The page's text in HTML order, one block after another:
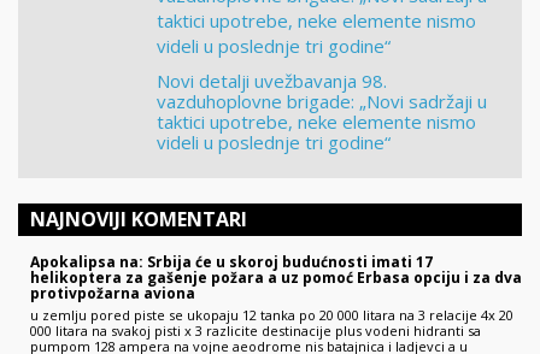
Novi detalji uvežbavanja 98.
vazduhoplovne brigade: „Novi sadržaji u
taktici upotrebe, neke elemente nismo
videli u poslednje tri godine“
NAJNOVIJI KOMENTARI
Apokalipsa na: Srbija će u skoroj budućnosti imati 17
helikoptera za gašenje požara a uz pomoć Erbasa opciju i za dva
protivpožarna aviona
u zemlju pored piste se ukopaju 12 tanka po 20 000 litara na 3 relacije 4x 20
000 litara na svakoj pisti x 3 razlicite destinacije plus vodeni hidranti sa
pumpom 128 ampera na vojne aeodrome nis batajnica i ladjevci a u